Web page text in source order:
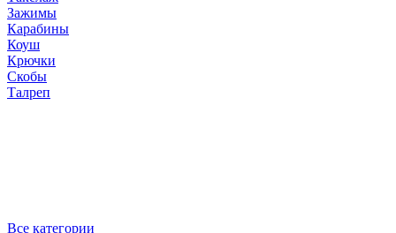
Зажимы
Карабины
Коуш
Крючки
Скобы
Талреп
Все категории